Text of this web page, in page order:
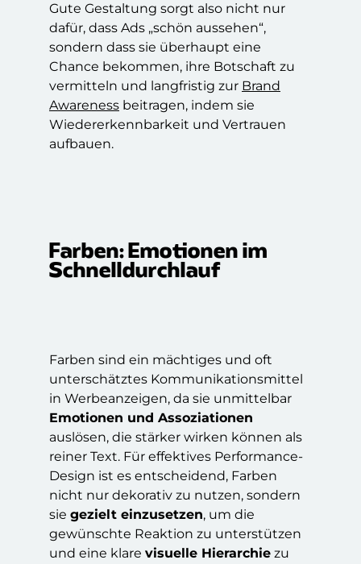
Gute Gestaltung sorgt also nicht nur
dafür, dass Ads „schön aussehen“,
sondern dass sie überhaupt eine
Chance bekommen, ihre Botschaft zu
vermitteln und langfristig zur Brand
Awareness beitragen, indem sie
Wiedererkennbarkeit und Vertrauen
aufbauen.
Farben: Emotionen im
Schnelldurchlauf
Farben sind ein mächtiges und oft
unterschätztes Kommunikationsmittel
in Werbeanzeigen, da sie unmittelbar
Emotionen und Assoziationen
auslösen, die stärker wirken können als
reiner Text. Für effektives Performance-
Design ist es entscheidend, Farben
nicht nur dekorativ zu nutzen, sondern
sie gezielt einzusetzen, um die
gewünschte Reaktion zu unterstützen
und eine klare visuelle Hierarchie zu